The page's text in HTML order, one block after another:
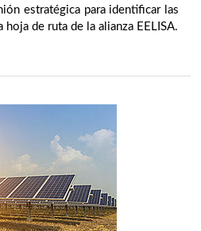
estratégica para identificar las
de ruta de la alianza EELISA.